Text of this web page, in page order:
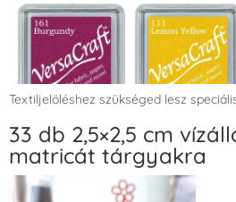
VersaCraft
Tintapárna -
Bordó
+1.380 Ft
VersaCraft
Tintapárna -
Citromsárga
+1.380 Ft
Textiljelöléshez szükséged lesz
33 db 2,5×2,5 cm
matricát tárgyakra